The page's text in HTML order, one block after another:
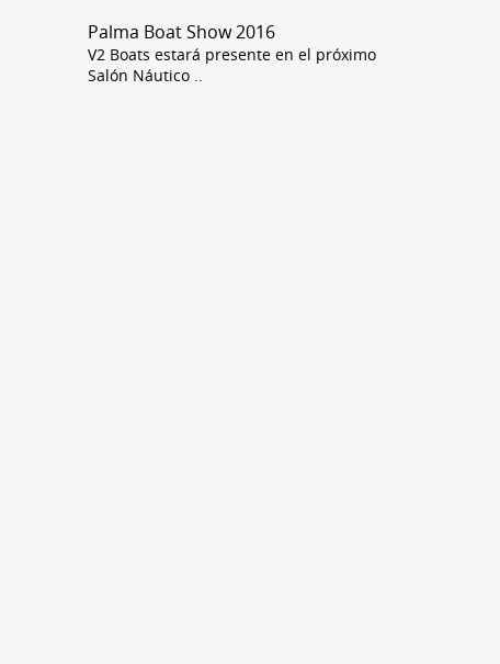
Palma Boat Show 2016
V2 Boats estará presente en el próximo
Salón Náutico